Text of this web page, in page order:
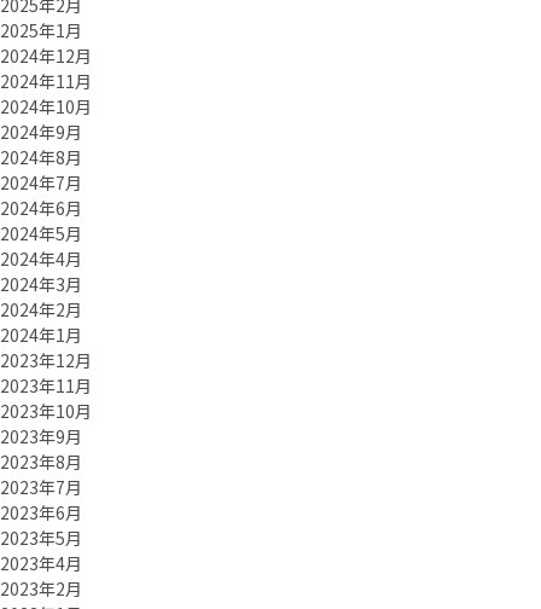
2025年2月
2025年1月
2024年12月
2024年11月
2024年10月
2024年9月
2024年8月
2024年7月
2024年6月
2024年5月
2024年4月
2024年3月
2024年2月
2024年1月
2023年12月
2023年11月
2023年10月
2023年9月
2023年8月
2023年7月
2023年6月
2023年5月
2023年4月
2023年2月